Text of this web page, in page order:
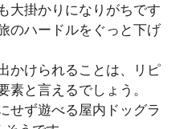
大掛かりになりがちです
のハードルをぐっと下げ
かけられることは、リピ
素と言えるでしょう。
せず遊べる屋内ドッグラ